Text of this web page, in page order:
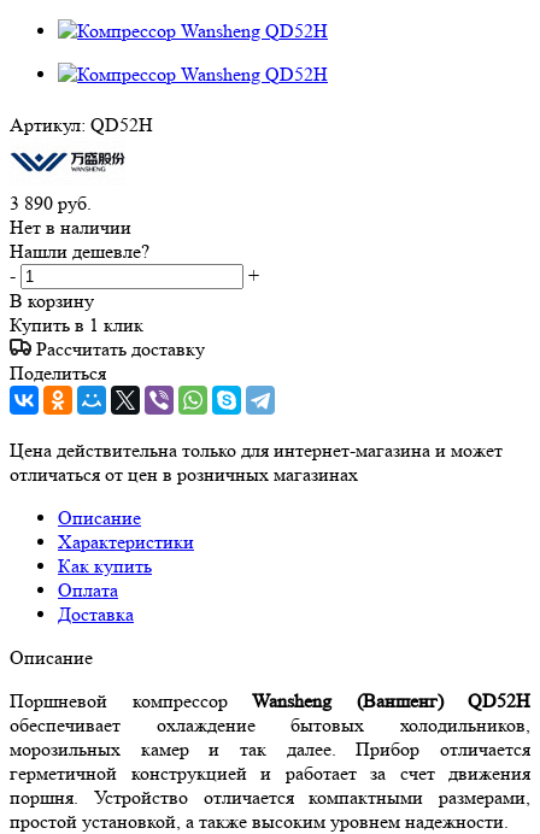
Артикул: QD52H
3 890 руб.
Нет в наличии
Нашли дешевле?
-
+
В корзину
Купить в 1 клик
Рассчитать доставку
Поделиться
Цена действительна только для интернет-магазина и может
отличаться от цен в розничных магазинах
Описание
Характеристики
Как купить
Оплата
Доставка
Описание
Поршневой компрессор Wansheng (Ваншенг) QD52H
обеспечивает охлаждение бытовых холодильников,
морозильных камер и так далее. Прибор отличается
герметичной конструкцией и работает за счет движения
поршня. Устройство отличается компактными размерами,
простой установкой, а также высоким уровнем надежности.